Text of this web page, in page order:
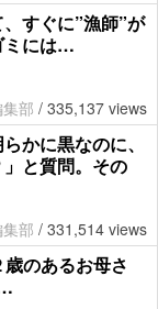
すぐに”漁師”が
ミには…
部 / 335,137 views
かに黒なのに、
と質問。その
部 / 331,514 views
のあるお母さ